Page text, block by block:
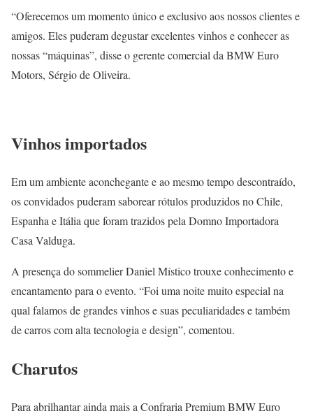
“Oferecemos um momento único e exclusivo aos nossos clientes e
amigos. Eles puderam degustar excelentes vinhos e conhecer as
nossas “máquinas”, disse o gerente comercial da BMW Euro
Motors, Sérgio de Oliveira.
Vinhos importados
Em um ambiente aconchegante e ao mesmo tempo descontraído,
os convidados puderam saborear rótulos produzidos no Chile,
Espanha e Itália que foram trazidos pela Domno Importadora
Casa Valduga.
A presença do sommelier Daniel Místico trouxe conhecimento e
encantamento para o evento. “Foi uma noite muito especial na
qual falamos de grandes vinhos e suas peculiaridades e também
de carros com alta tecnologia e design”, comentou.
Charutos
Para abrilhantar ainda mais a Confraria Premium BMW Euro